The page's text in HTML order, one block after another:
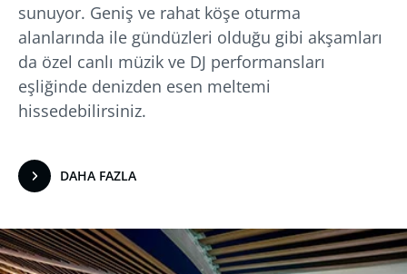
sunuyor. Geniş ve rahat köşe oturma
alanlarında ile gündüzleri olduğu gibi akşamları
da özel canlı müzik ve DJ performansları
eşliğinde denizden esen meltemi
hissedebilirsiniz.
DAHA FAZLA